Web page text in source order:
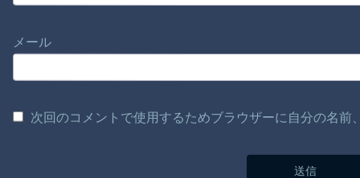
メール
次回のコメントで使用するためブラウザーに自分の名